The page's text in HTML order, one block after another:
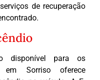
de recuperação
disponível para os
em Sorriso oferece